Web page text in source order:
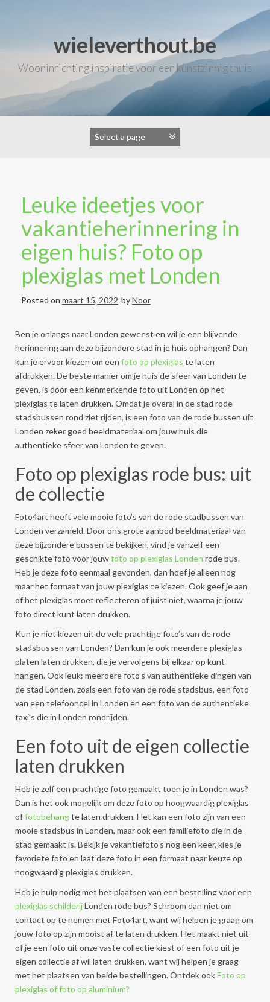
wieleverthout.be
Wooninrichting inspiratie voor een kunstzinnig thuis
Leuke ideetjes voor
vakantieherinnering in
eigen huis? Foto op
plexiglas met Londen
Posted on maart 15, 2022 byNoor
Ben je onlangs naar Londen geweest en wil je een blijvende
herinnering aan deze bijzondere stad in je huis ophangen? Dan
kun je ervoor kiezen om een foto op plexiglas te laten
afdrukken. De beste manier om je huis de sfeer van Londen te
geven, is door een kenmerkende foto uit Londen op het
plexiglas te laten drukken. Omdat je overal in de stad rode
stadsbussen rond ziet rijden, is een foto van de rode bussen uit
Londen zeker goed beeldmateriaal om jouw huis die
authentieke sfeer van Londen te geven.
Foto op plexiglas rode bus: uit
de collectie
Foto4art heeft vele mooie foto’s van de rode stadbussen van
Londen verzameld. Door ons grote aanbod beeldmateriaal van
deze bijzondere bussen te bekijken, vind je vanzelf een
geschikte foto voor jouwfoto op plexiglas Londen rode bus.
Heb je deze foto eenmaal gevonden, dan hoef je alleen nog
maar het formaat van jouw plexiglas te kiezen. Ook geef je aan
of het plexiglas moet reflecteren of juist niet, waarna je jouw
foto direct kunt laten drukken.
Kun je niet kiezen uit de vele prachtige foto’s van de rode
stadsbussen van Londen? Dan kun je ook meerdere plexiglas
platen laten drukken, die je vervolgens bij elkaar op kunt
hangen. Ook leuk: meerdere foto’s van authentieke dingen van
de stad Londen, zoals een foto van de rode stadsbus, een foto
van een telefooncel in Londen en een foto van de authentieke
taxi’s die in Londen rondrijden.
Een foto uit de eigen collectie
laten drukken
Heb je zelf een prachtige foto gemaakt toen je in Londen was?
Dan is het ook mogelijk om deze foto op hoogwaardig plexiglas
offotobehangte laten drukken. Het kan een foto zijn van een
mooie stadsbus in Londen, maar ook een familiefoto die in de
stad gemaakt is. Bekijk je vakantiefoto’s nog een keer, kies je
favoriete foto en laat deze foto in een formaat naar keuze op
hoogwaardig plexiglas drukken.
Heb je hulp nodig met het plaatsen van een bestelling voor een
plexiglas schilderijLonden rode bus? Schroom dan niet om
contact op te nemen met Foto4art, want wij helpen je graag om
jouw foto op zijn mooist af te laten drukken. Het maakt niet uit
of je een foto uit onze vaste collectie kiest of een foto uit je
eigen collectie af wil laten drukken, want wij helpen je graag
met het plaatsen van beide bestellingen. Ontdek ookFoto op
plexiglas of foto op aluminium?